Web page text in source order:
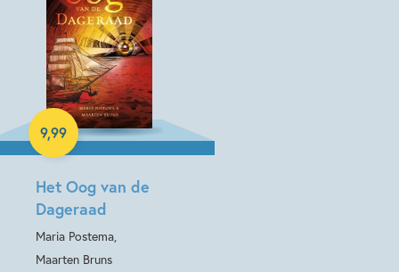
Het Oog van de
Dageraad
Maria Postema,
Maarten Bruns
9,99
E-book